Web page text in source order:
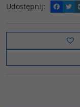
Udostępnij:
F
a
e
o
k
T
w
t
t
e